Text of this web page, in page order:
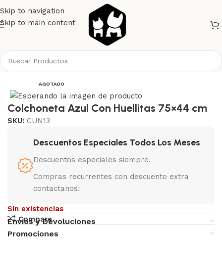
Skip to navigation
Skip to main content
AGOTADO
Colchoneta Azul Con Huellitas 75×44 cm
SKU: CUN13
Descuentos Especiales Todos Los Meses
Descuentos especiales siempre.
Compras recurrentes con descuento extra
contactanos!
Sin existencias
Compare
Envíos y Devoluciones
Promociones